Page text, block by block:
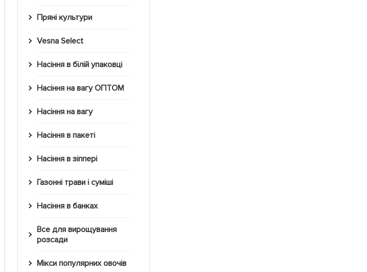
Пряні культури
Vesna Select
Насіння в білій упаковці
Насіння на вагу ОПТОМ
Насіння на вагу
Насіння в пакеті
Насіння в зіппері
Газонні трави і суміші
Насіння в банках
Все для вирощування
розсади
Мікси популярних овочів